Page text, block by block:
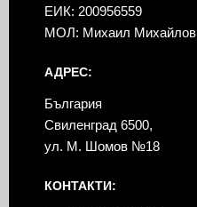
ЕИК: 200956559
МОЛ: Михаил Михайлов
АДРЕС:
България
Свиленград 6500,
ул. М. Шомов №18
КОНТАКТИ: